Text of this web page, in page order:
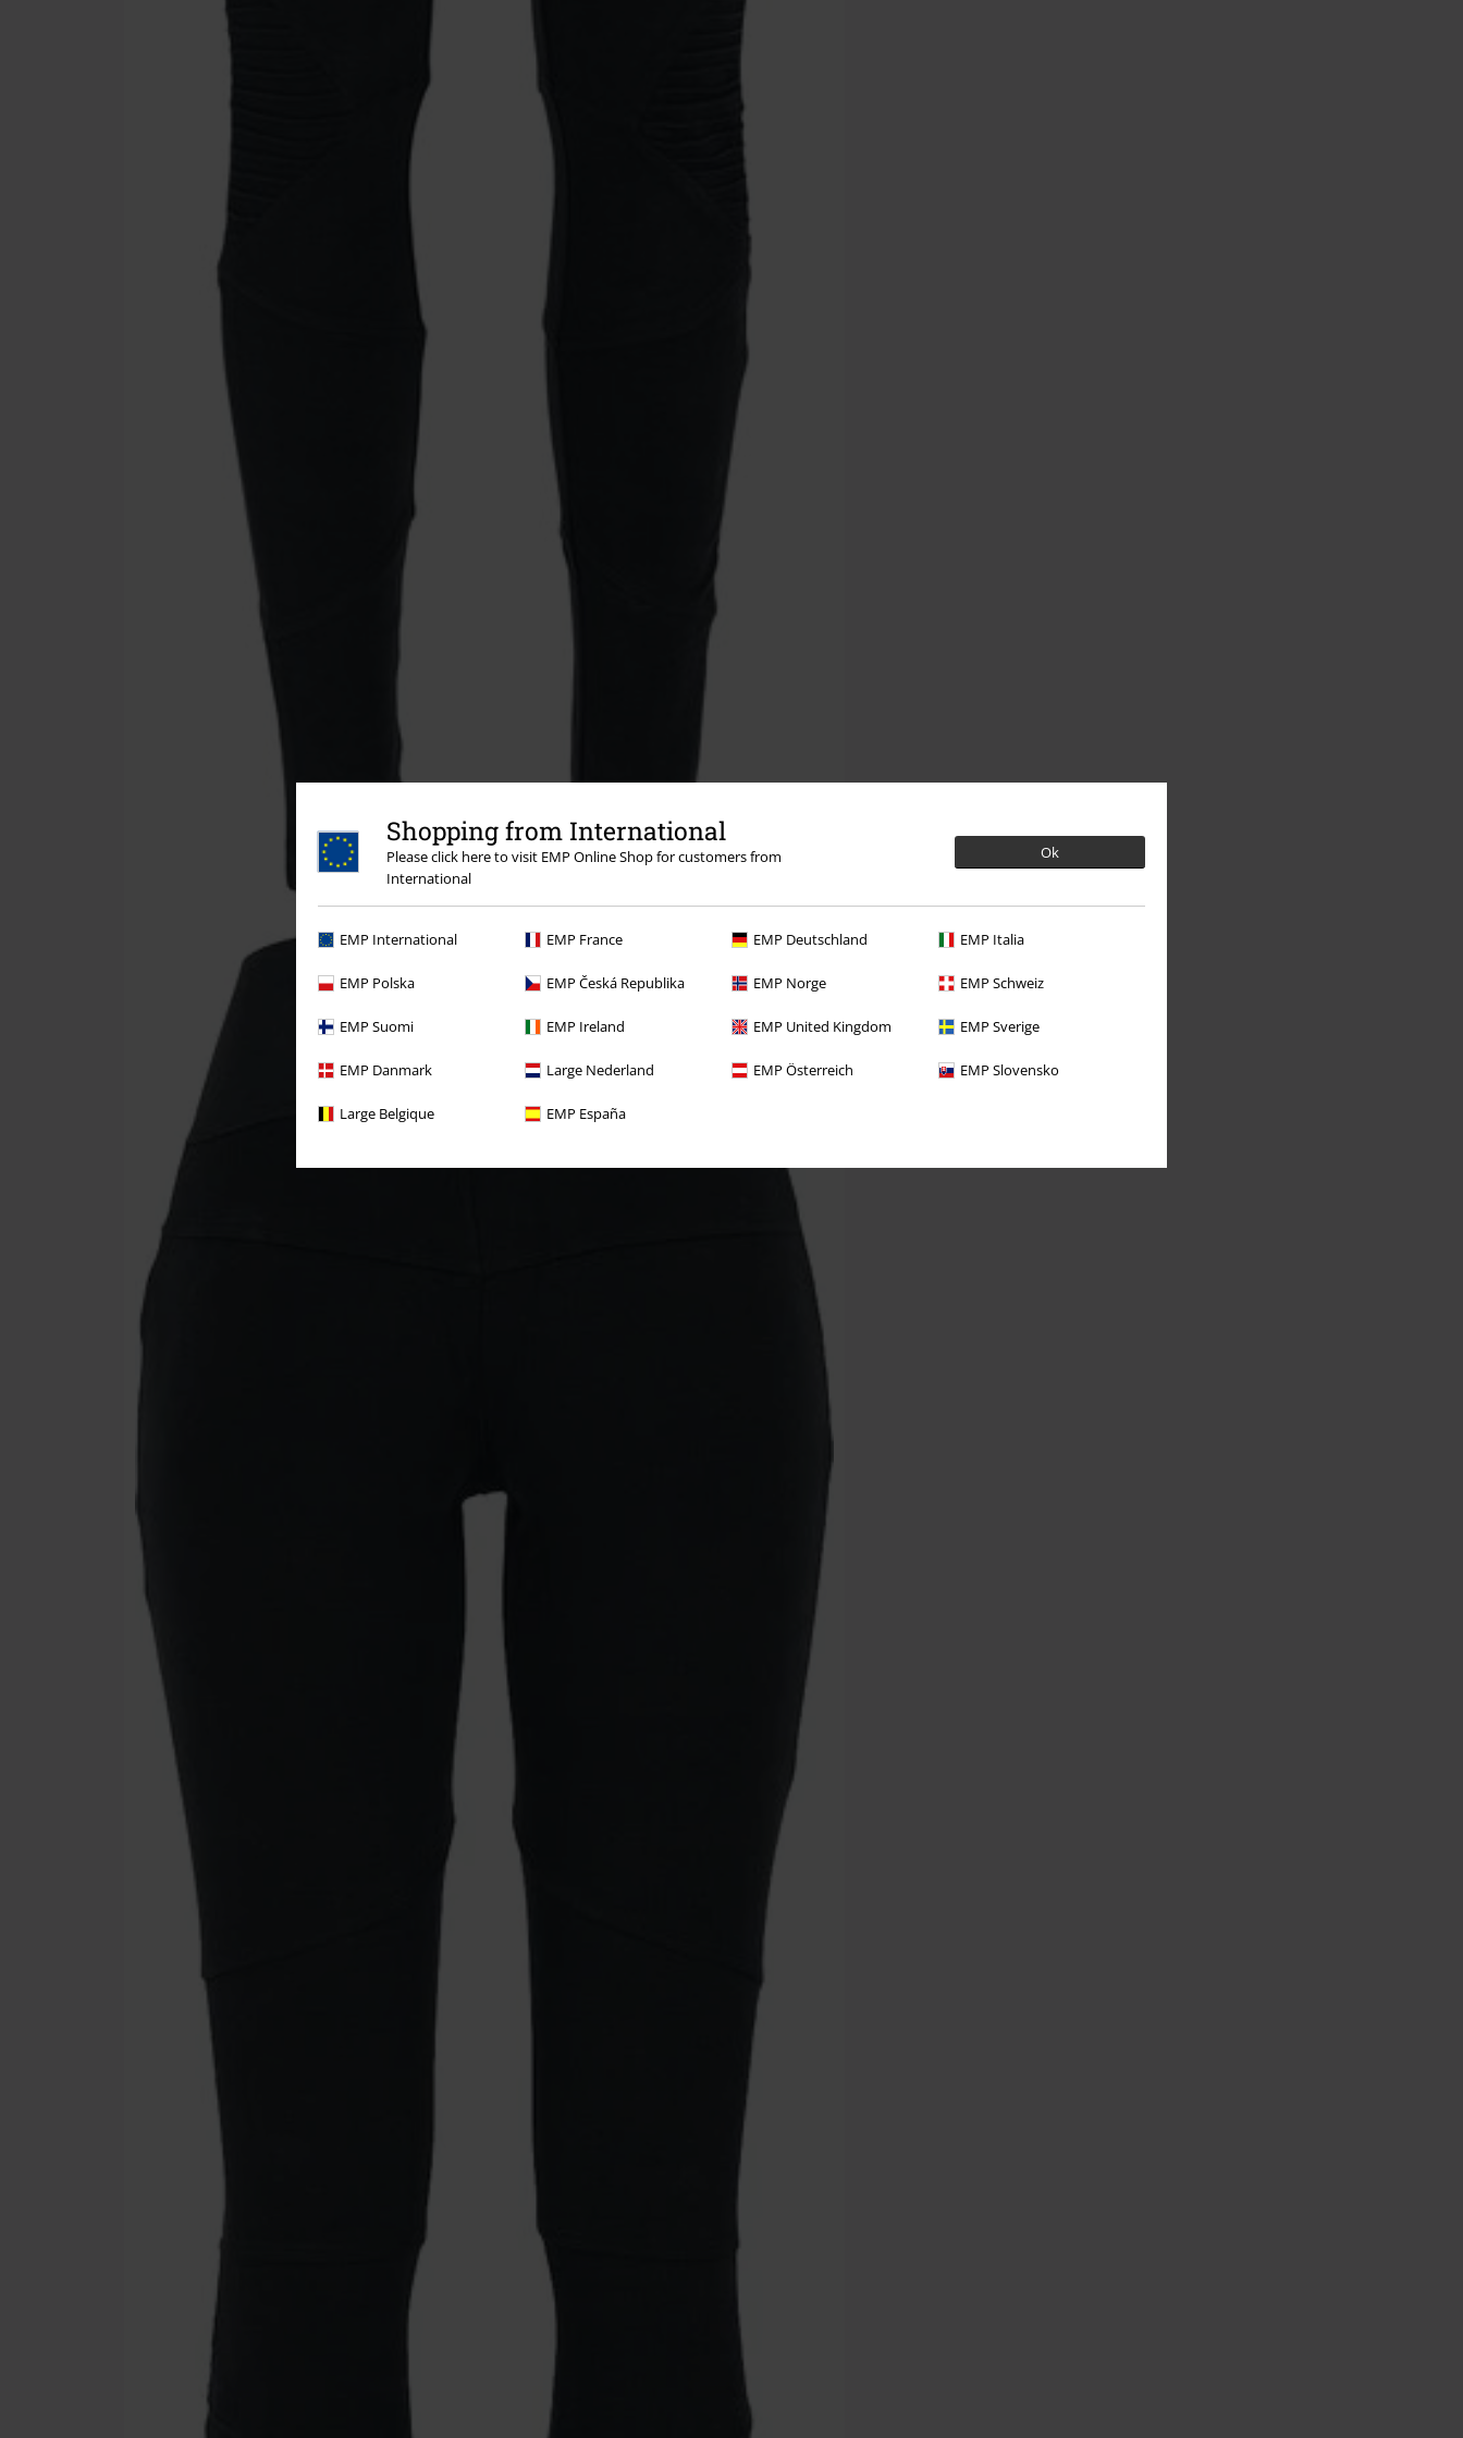
Shopping from International
Please click here to visit EMP Online Shop for customers from
International
Ok
EMP International EMP France EMP Deutschland EMP Italia
EMP Polska EMP Česká Republika EMP Norge EMP Schweiz
EMP Suomi EMP Ireland EMP United Kingdom EMP Sverige
EMP Danmark Large Nederland EMP Österreich EMP Slovensko
Large Belgique EMP España